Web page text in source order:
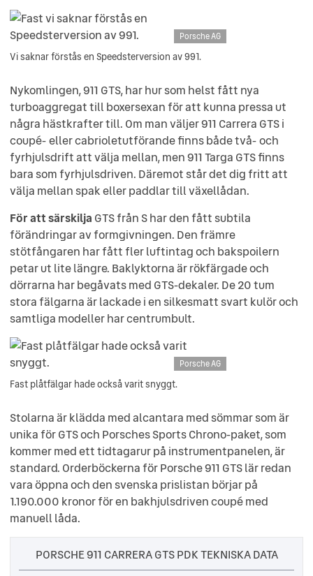
Porsche AG
Vi saknar förstås en Speedsterversion av 991.
Nykomlingen, 911 GTS, har hur som helst fått nya
turboaggregat till boxersexan för att kunna pressa ut
några hästkrafter till. Om man väljer 911 Carrera GTS i
coupé- eller cabrioletutförande finns både två- och
fyrhjulsdrift att välja mellan, men 911 Targa GTS finns
bara som fyrhjulsdriven. Däremot står det dig fritt att
välja mellan spak eller paddlar till växellådan.
För att särskilja GTS från S har den fått subtila
förändringar av formgivningen. Den främre
stötfångaren har fått fler luftintag och bakspoilern
petar ut lite längre. Baklyktorna är rökfärgade och
dörrarna har begåvats med GTS-dekaler. De 20 tum
stora fälgarna är lackade i en silkesmatt svart kulör och
samtliga modeller har centrumbult.
Porsche AG
Fast plåtfälgar hade också varit snyggt.
Stolarna är klädda med alcantara med sömmar som är
unika för GTS och Porsches Sports Chrono-paket, som
kommer med ett tidtagarur på instrumentpanelen, är
standard. Orderböckerna för Porsche 911 GTS lär redan
vara öppna och den svenska prislistan börjar på
1.190.000 kronor för en bakhjulsdriven coupé med
manuell låda.
PORSCHE 911 CARRERA GTS PDK TEKNISKA DATA